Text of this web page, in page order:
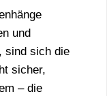
und
sind sich die
sicher,
– die